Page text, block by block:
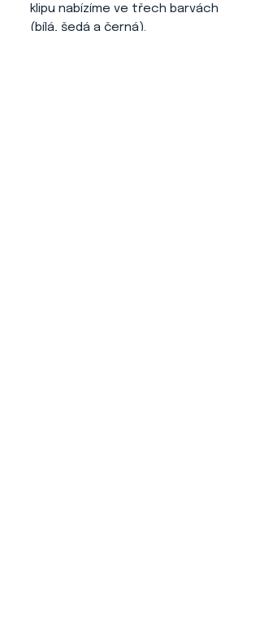
klipu nabízíme ve třech barvách
(bílá, šedá a černá).